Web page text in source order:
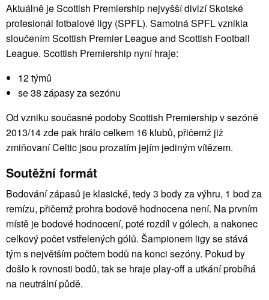
Aktuálně je Scottish Premiership nejvyšší divizí Skotské
profesionál fotbalové ligy (SPFL). Samotná SPFL vznikla
sloučením Scottish Premier League and Scottish Football
League. Scottish Premiership nyní hraje:
12 týmů
se 38 zápasy za sezónu
Od vzniku současné podoby Scottish Premiership v sezóně
2013/14 zde pak hrálo celkem 16 klubů, přičemž již
zmiňovaní Celtic jsou prozatím jejím jediným vítězem.
Soutěžní formát
Bodování zápasů je klasické, tedy 3 body za výhru, 1 bod za
remízu, přičemž prohra bodově hodnocena není. Na prvním
místě je bodové hodnocení, poté rozdíl v gólech, a nakonec
celkový počet vstřelených gólů. Šampionem ligy se stává
tým s největším počtem bodů na konci sezóny. Pokud by
došlo k rovnosti bodů, tak se hraje play-off a utkání probíhá
na neutrální půdě.